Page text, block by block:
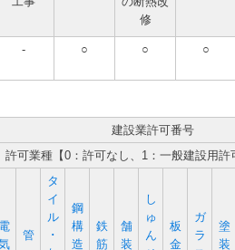
修
- ○ ○ ○
建設業許可番号
許可業種【0：許可なし、1：一般建設用許
電
管
タ
イ
ル
･
鋼
構
造
鉄
筋
舗
装
し
ゅ
ん
板
金
ガ
ラ
塗
装